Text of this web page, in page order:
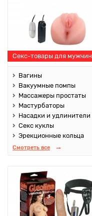
Секс-товары для мужчин
Вагины
Вакуумные помпы
Массажеры простаты
Мастурбаторы
Насадки и удлинители
Секс куклы
Эрекционные кольца
Смотреть все